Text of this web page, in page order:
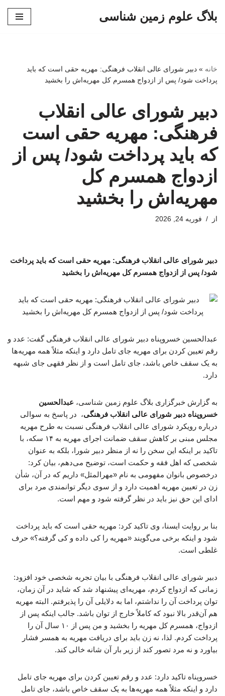
بلاگ علوم زمین شناسی
خانه » دبیر شورای عالی انقلاب فرهنگی: مهریه حقی است که باید
پرداخت شود/ پس از ازدواج همسرم کل مهریه‌اش را بخشید
دبیر شورای عالی انقلاب
فرهنگی: مهریه حقی است
که باید پرداخت شود/ پس از
ازدواج همسرم کل
مهریه‌اش را بخشید
از فوریه 24, 2026
دبیر شورای عالی انقلاب فرهنگی: مهریه حقی است که باید پرداخت
شود/ پس از ازدواج همسرم کل مهریه‌اش را بخشید
عبدالحسین خسروپناه دبیر شورای عالی انقلاب فرهنگی گفت: عدد و
رقم تعیین کردن برای مهریه جای تامل دارد و اینکه مثلاً همه مهریه‌ها
به یک سقف خاص باشد، جای تامل است و از نظر فقهی جای شبهه
دارد.
به گزارش خبرگزاری بلاگ علوم زمین شناسی، عبدالحسین
خسروپناه دبیر شورای عالی انقلاب فرهنگی، در پاسخ به سوالی
درباره رویکرد شورای عالی انقلاب فرهنگی نسبت به طرح مهریه
مجلس مبنی بر کاهش سقف ضمانت اجرای مهریه به ۱۴ سکه، با
تاکید بر اینکه این سخن را نه از منظر دبیر شورا، بلکه به عنوان
شخصی که اهل فقه و حکمت است، توضیح می‌دهم، بیان کرد:
درخصوص بانوان مفهومی به نام «مهرالمثل» داریم که در آن، شأن
زن در تعیین مهریه اهمیت دارد و از سوی دیگر توانمندی مرد برای
ادای این حق نیز باید در نظر گرفته شود و مهم است.
بنا بر روایت ایسنا، وی تاکید کرد: مهریه حقی است که باید پرداخت
شود و اینکه برخی می‌گویند «مهریه را کی داده و کی گرفته؟» حرف
غلطی است.
دبیر شورای عالی انقلاب فرهنگی با بیان تجربه شخصی خود افزود:
زمانی که ازدواج کردم، مهریه‌ای پیشنهاد شد که شاید در آن زمان،
توان پرداخت آن را نداشتم، اما به دلایلی آن را پذیرفتم. البته مهریه
هم آن‌قدر بالا نبود که کاملاً خارج از توان باشد. جالب اینکه پس از
ازدواج، همسرم کل مهریه را بخشید و من پس از ۱۰ سال آن را
پرداخت کردم. لذا، نه زن باید برای دریافت مهریه به همسر فشار
بیاورد و نه مرد تصور کند از زیر بار آن شانه خالی کند.
خسروپناه تاکید دارد: عدد و رقم تعیین کردن برای مهریه جای تامل
دارد و اینکه مثلاً همه مهریه‌ها به یک سقف خاص باشد، جای تامل